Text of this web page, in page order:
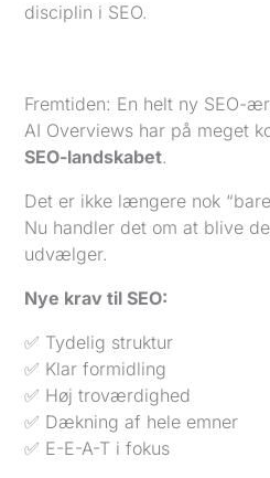
disciplin i SEO.
Fremtiden: En helt ny SEO-
AI Overviews har på meget
SEO-landskabet.
Det er ikke længere nok
Nu handler det om at blive
udvælger.
Nye krav til SEO:
✅ Tydelig struktur
✅ Klar formidling
✅ Høj troværdighed
✅ Dækning af hele emner
✅ E-E-A-T i fokus